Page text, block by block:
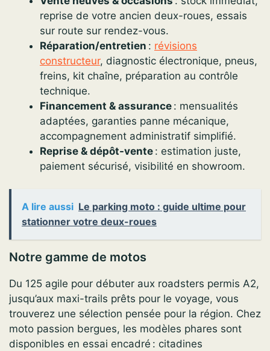
reprise de votre ancien deux-roues, essais
sur route sur rendez-vous.
Réparation/entretien : révisions
constructeur, diagnostic électronique, pneus,
freins, kit chaîne, préparation au contrôle
technique.
Financement & assurance : mensualités
adaptées, garanties panne mécanique,
accompagnement administratif simplifié.
Reprise & dépôt-vente : estimation juste,
paiement sécurisé, visibilité en showroom.
A lire aussi Le parking moto : guide ultime pour
stationner votre deux-roues
Notre gamme de motos
Du 125 agile pour débuter aux roadsters permis A2,
jusqu’aux maxi-trails prêts pour le voyage, vous
trouverez une sélection pensée pour la région. Chez
moto passion bergues, les modèles phares sont
disponibles en essai encadré : citadines